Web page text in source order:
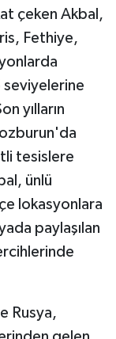
çeken Akbal,
Fethiye,
seviyelerine
yılların
tesislere
ünlü
lokasyonlara
paylaşılan
Rusya,